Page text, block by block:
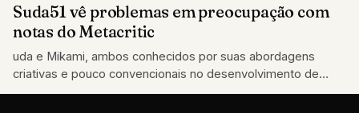
GAMES
Suda51 vê problemas em preocupação com
notas do Metacritic
uda e Mikami, ambos conhecidos por suas abordagens
criativas e pouco convencionais no desenvolvimento de
jogos, também aproveitaram a ocasião